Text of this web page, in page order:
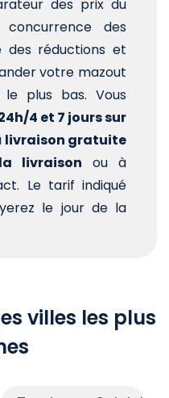
des prix du
des
des réductions et
votre mazout
plus bas. Vous
4 et 7 jours sur
livraison gratuite
livraison ou à
Le tarif indiqué
le jour de la
villes les plus